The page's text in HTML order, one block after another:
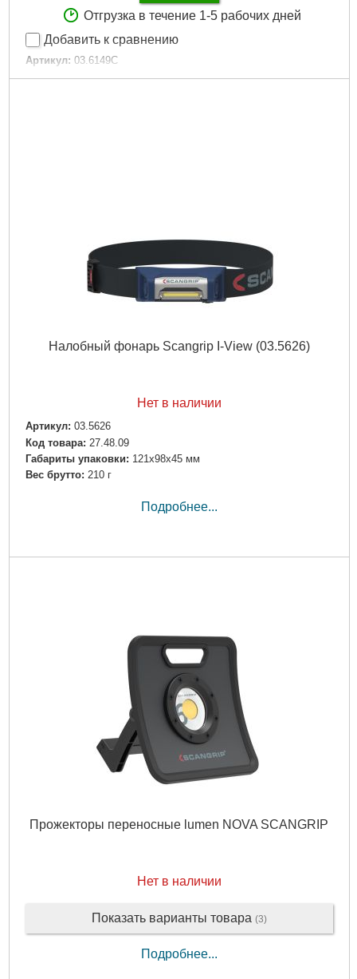
Отгрузка в течение 1-5 рабочих дней
Добавить к сравнению
Артикул: 03.6149C
Код товара: 27.30.36
Налобный фонарь Scangrip I-View (03.5626)
Нет в наличии
Артикул: 03.5626
Код товара: 27.48.09
Габариты упаковки: 121x98x45 мм
Вес брутто: 210 г
Подробнее...
Прожекторы переносные lumen NOVA SCANGRIP
Нет в наличии
Показать варианты товара (3)
Подробнее...